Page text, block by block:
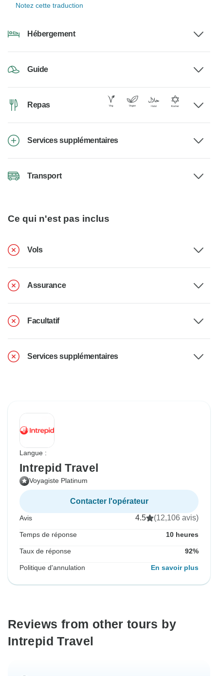
Notez cette traduction
Hébergement
Guide
Repas
Services supplémentaires
Transport
Ce qui n'est pas inclus
Vols
Assurance
Facultatif
Services supplémentaires
Langue :
Intrepid Travel
Voyagiste Platinum
Contacter l'opérateur
Avis 4.5 (12,106 avis)
Temps de réponse 10 heures
Taux de réponse 92%
Politique d'annulation En savoir plus
Reviews from other tours by
Intrepid Travel